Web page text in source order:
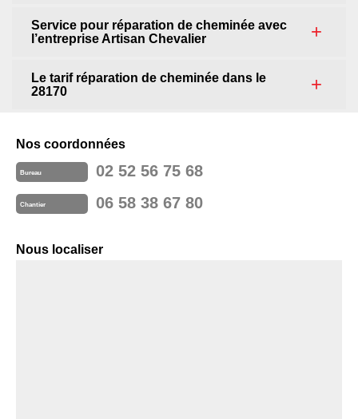
Service pour réparation de cheminée avec
l’entreprise Artisan Chevalier
Le tarif réparation de cheminée dans le
28170
Nos coordonnées
Bureau 02 52 56 75 68
Chantier 06 58 38 67 80
Nous localiser